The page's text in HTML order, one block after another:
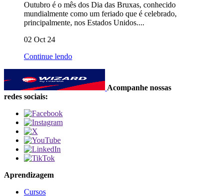
Outubro é o mês dos Dia das Bruxas, conhecido
mundialmente como um feriado que é celebrado,
principalmente, nos Estados Unidos....
02 Oct 24
Continue lendo
Acompanhe nossas
redes sociais:
Aprendizagem
Cursos